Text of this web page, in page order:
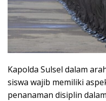
Kapolda Sulsel dalam
siswa wajib memiliki
penanaman disiplin